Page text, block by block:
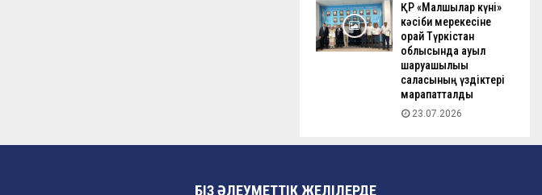
ҚР «Малшылар күні»
кәсіби мерекесіне
орай Түркістан
облысында ауыл
шаруашылығы
саласының үздіктері
марапатталды
23.07.2026
БІЗ ӘЛЕУМЕТТІК ЖЕЛІЛЕРДЕ